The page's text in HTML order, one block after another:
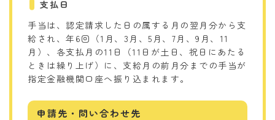
支払日
手当は、認定請求した日の属する月の翌月分から支
給され、年6回（1月、3月、5月、7月、9月、11
月）、各支払月の11日（11日が土日、祝日にあたる
ときは繰り上げ）に、支給月の前月分までの手当が
指定金融機関口座へ振り込まれます。
申請先・問い合わせ先